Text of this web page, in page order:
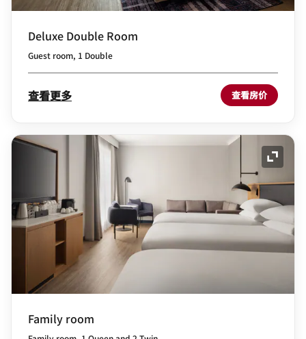
Deluxe Double Room
Guest room, 1 Double
查看更多 查看房价
展开
Family room